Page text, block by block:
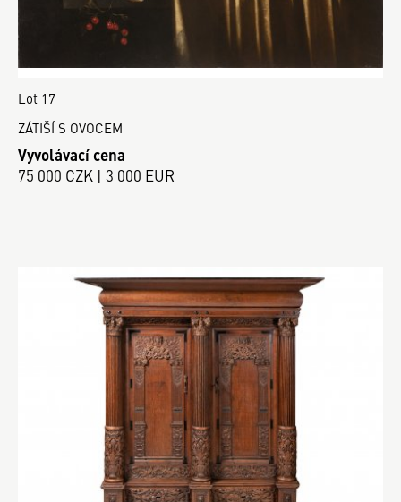
Lot 17
ZÁTIŠÍ S OVOCEM
Vyvolávací cena
75 000 CZK | 3 000 EUR